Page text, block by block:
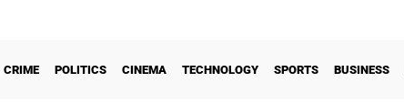
CRIME POLITICS CINEMA TECHNOLOGY SPORTS BUSINESS